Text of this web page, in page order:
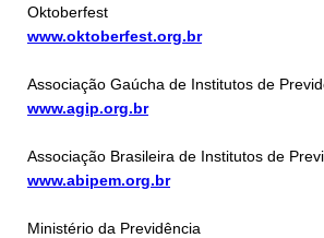
Oktoberfest
www.oktoberfest.org.br
Associação Gaúcha de Institutos de
www.agip.org.br
Associação Brasileira de Institutos de
www.abipem.org.br
Ministério da Previdência